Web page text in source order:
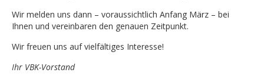
Wir melden uns dann – voraussichtlich Anfang März – bei
Ihnen und vereinbaren den genauen Zeitpunkt.
Wir freuen uns auf vielfältiges Interesse!
Ihr VBK-Vorstand